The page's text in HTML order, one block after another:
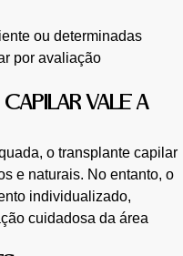
ou determinadas
por avaliação
VALE A
o transplante capilar
e naturais. No entanto, o
individualizado,
cuidadosa da área